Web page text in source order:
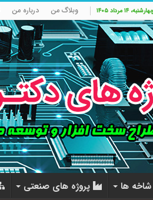
مرداد ۱۴۰۵ وبلاگ من درباره من
شاخه ها پروژه های صنعتی